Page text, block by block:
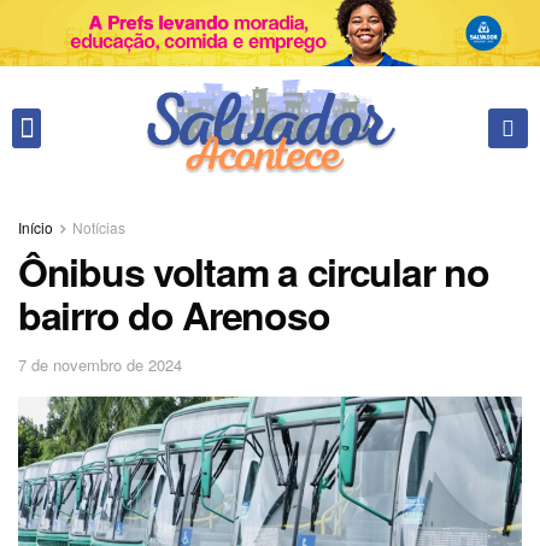
Início Notícias
Ônibus voltam a circular no
bairro do Arenoso
7 de novembro de 2024